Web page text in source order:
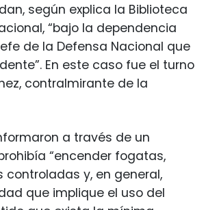
según explica la Biblioteca
“bajo la dependencia
de la Defensa Nacional que
En este caso fue el turno
contralmirante de la
a través de un
“encender fogatas,
controladas y, en general,
que implique el uso del